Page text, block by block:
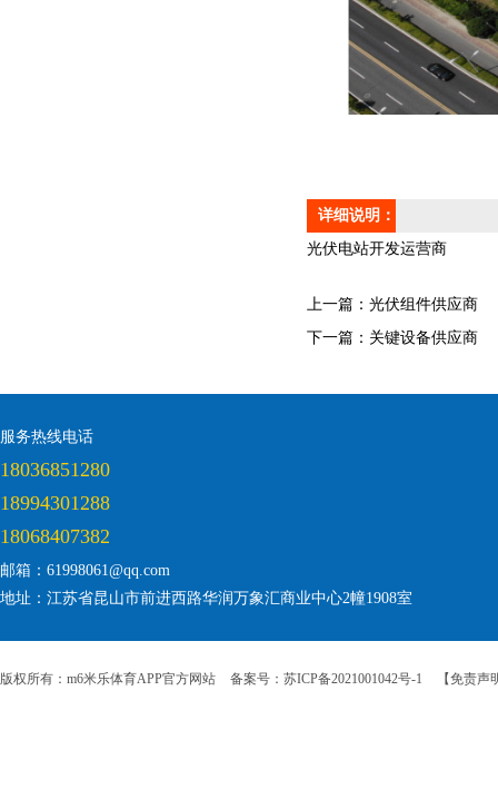
详细说明：
光伏电站开发运营商
上一篇： 光伏组件供应商
下一篇： 关键设备供应商
服务热线电话
18036851280
18994301288
18068407382
邮箱：61998061@qq.com
地址：江苏省昆山市前进西路华润万象汇商业中心2幢1908室
版权所有：m6米乐体育APP官方网站 备案号：苏ICP备2021001042号-1 【免责声